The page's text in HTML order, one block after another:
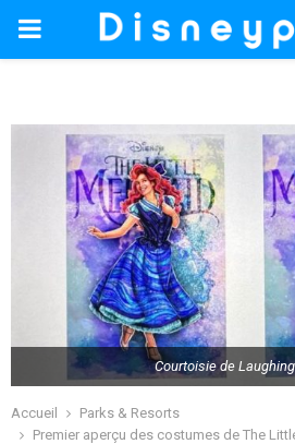
PRIMARY
Courtoisie de
Accueil
Parks & Resorts
Premier aperçu des costumes de The